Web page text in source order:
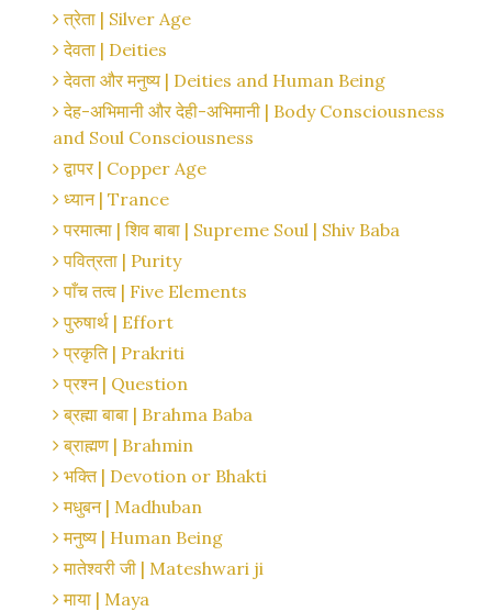
त्रेता | Silver Age
देवता | Deities
देवता और मनुष्य | Deities and Human Being
देह-अभिमानी और देही-अभिमानी | Body Consciousness
and Soul Consciousness
द्वापर | Copper Age
ध्यान | Trance
परमात्मा | शिव बाबा | Supreme Soul | Shiv Baba
पवित्रता | Purity
पाँच तत्व | Five Elements
पुरुषार्थ | Effort
प्रकृति | Prakriti
प्रश्न | Question
ब्रह्मा बाबा | Brahma Baba
ब्राह्मण | Brahmin
भक्ति | Devotion or Bhakti
मधुबन | Madhuban
मनुष्य | Human Being
मातेश्वरी जी | Mateshwari ji
माया | Maya